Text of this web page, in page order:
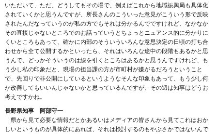
いただいて、ただ、どうしてもその場で、例えばこれから地域振興局も具体化
されていくかと思うんですが、所長さんのこういった意見がこういう形で反映
されたんだなっていうのが私の方でもそれは分かるんでですけれど、なかなか
その直接じゃないところでのお話っていうとちょっとニュアンス的に分かりに
くいところもあって、確かに内部のそういういろんな意思決定の日頃の打ち合
わせから全て公開するかといったら、それはいろんな途中の段階もあるかと思
うんで、どっかそういうのは線を引くところはあるかと思うんですけれど、も
う少し私の印象だと、現場の担当課の方が市町村が嫌がるだろうということ
で、先回りで非公開にしているというようなそんな印象もあって、もう少し何
か改善してもいいんじゃないかと思っているんですが、その辺は知事はどうお
考えですかね。
長野県知事 阿部守一
県から見て必要な情報だとかあるいはメディアの皆さんから見てこれはおか
しいというものが具体的にあれば、それは検討するのもやぶさかではないんで